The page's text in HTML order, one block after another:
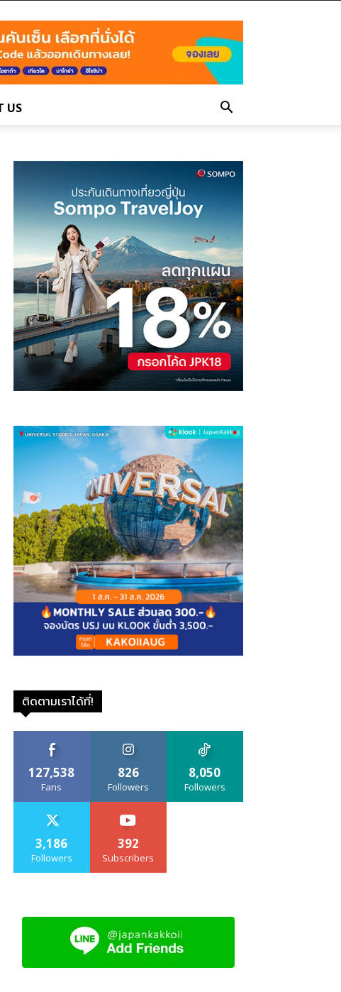
US
ติดตามเราได้ที่!
127,538
Fans
826
Followers
8,050
Followers
3,186
Followers
392
Subscribers